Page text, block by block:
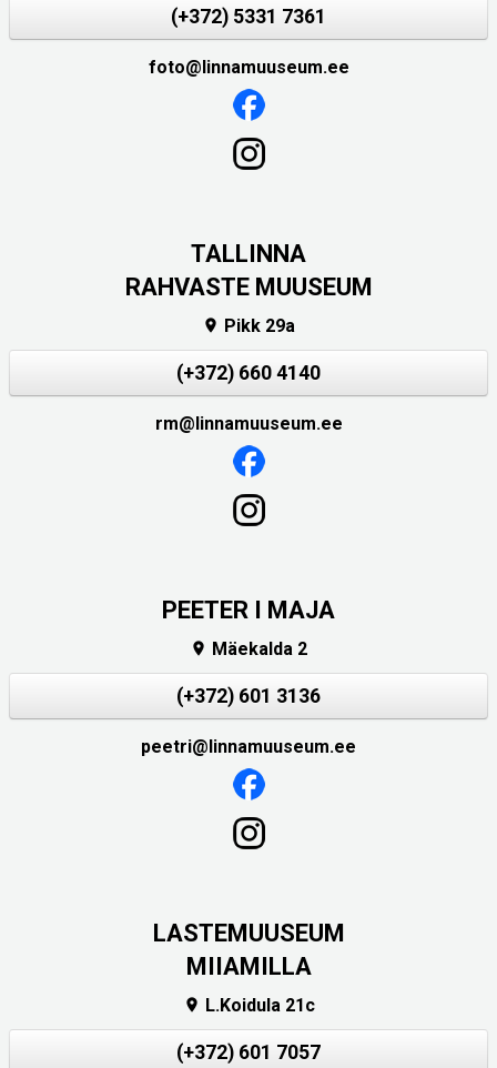
(+372) 5331 7361
foto@linnamuuseum.ee
TALLINNA
RAHVASTE MUUSEUM
 Pikk 29a
(+372) 660 4140
rm@linnamuuseum.ee
PEETER I MAJA
 Mäekalda 2
(+372) 601 3136
peetri@linnamuuseum.ee
LASTEMUUSEUM
MIIAMILLA
 L.Koidula 21c
(+372) 601 7057